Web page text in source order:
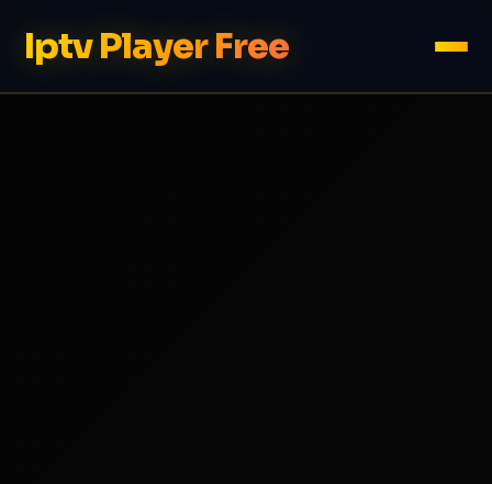
Iptv Player Free